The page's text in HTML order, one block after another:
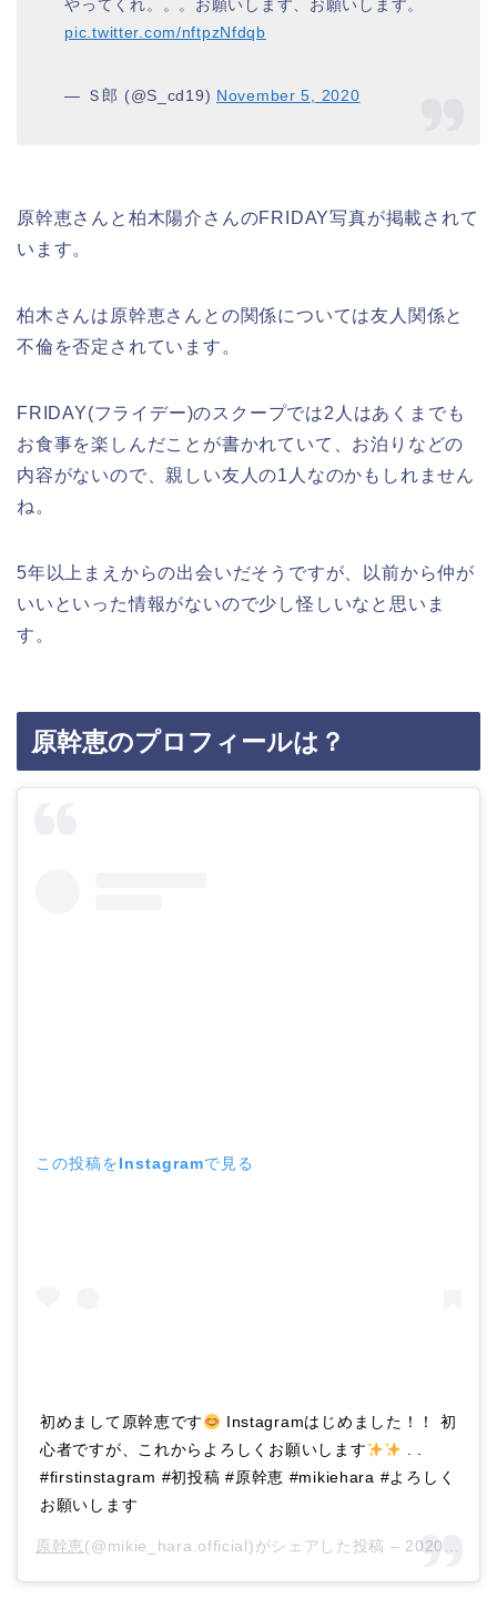
やってくれ。。。お願いします、お願いします。
pic.twitter.com/nftpzNfdqb
— Ｓ郎 (@S_cd19) November 5, 2020
原幹恵さんと柏木陽介さんのFRIDAY写真が掲載されて
います。
柏木さんは原幹恵さんとの関係については友人関係と
不倫を否定されています。
FRIDAY(フライデー)のスクープでは2人はあくまでも
お食事を楽しんだことが書かれていて、お泊りなどの
内容がないので、親しい友人の1人なのかもしれません
ね。
5年以上まえからの出会いだそうですが、以前から仲が
いいといった情報がないので少し怪しいなと思いま
す。
原幹恵のプロフィールは？
この投稿をInstagramで見る
初めまして原幹恵です
Instagramはじめました！！ 初
心者ですが、これからよろしくお願いします
. .
#firstinstagram #初投稿 #原幹恵 #mikiehara #よろしく
お願いします
原幹恵(@mikie_hara.official)がシェアした投稿 – 2020年10月月3日午前9時13分PDT